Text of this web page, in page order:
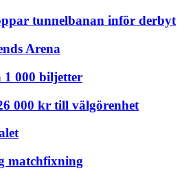
tunnelbanan inför derbyt
Arena
1 000 biljetter
000 kr till välgörenhet
matchfixning